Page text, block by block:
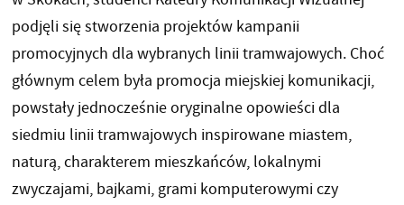
podjęli się stworzenia projektów kampanii
promocyjnych dla wybranych linii tramwajowych. Choć
głównym celem była promocja miejskiej komunikacji,
powstały jednocześnie oryginalne opowieści dla
siedmiu linii tramwajowych inspirowane miastem,
naturą, charakterem mieszkańców, lokalnymi
zwyczajami, bajkami, grami komputerowymi czy